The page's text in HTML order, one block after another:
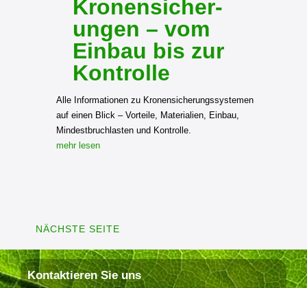
Kronensicher­
ungen – vom
Einbau bis zur
Kontrolle
Alle Informationen zu Kronensicherungssystemen
auf einen Blick – Vorteile, Materialien, Einbau,
Mindestbruchlasten und Kontrolle.
mehr lesen
NÄCHSTE SEITE
Kontaktieren Sie uns